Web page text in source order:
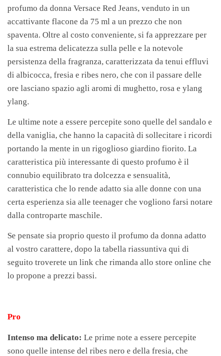
profumo da donna Versace Red Jeans, venduto in un
accattivante flacone da 75 ml a un prezzo che non
spaventa. Oltre al costo conveniente, si fa apprezzare per
la sua estrema delicatezza sulla pelle e la notevole
persistenza della fragranza, caratterizzata da tenui effluvi
di albicocca, fresia e ribes nero, che con il passare delle
ore lasciano spazio agli aromi di mughetto, rosa e ylang
ylang.
Le ultime note a essere percepite sono quelle del sandalo e
della vaniglia, che hanno la capacità di sollecitare i ricordi
portando la mente in un rigoglioso giardino fiorito. La
caratteristica più interessante di questo profumo è il
connubio equilibrato tra dolcezza e sensualità,
caratteristica che lo rende adatto sia alle donne con una
certa esperienza sia alle teenager che vogliono farsi notare
dalla controparte maschile.
Se pensate sia proprio questo il profumo da donna adatto
al vostro carattere, dopo la tabella riassuntiva qui di
seguito troverete un link che rimanda allo store online che
lo propone a prezzi bassi.
Pro
Intenso ma delicato: Le prime note a essere percepite
sono quelle intense del ribes nero e della fresia, che